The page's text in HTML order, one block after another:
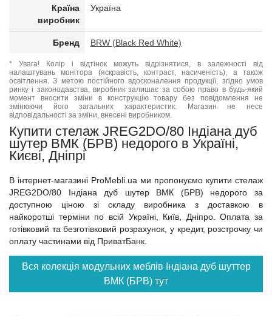
Країна
виробник
Україна
Бренд BRW (Black Red White)
* Увага! Колір і відтінок можуть відрізнятися, в залежності від
налаштувань монітора (яскравість, контраст, насиченість), а також
освітлення. З метою постійного вдосконалення продукції, згідно умов
ринку і законодавства, виробник залишає за собою право в будь-який
момент вносити зміни в конструкцію товару без повідомлення не
змінюючи його загальних характеристик. Магазин не несе
відповідальності за зміни, внесені виробником.
Купити стелаж JREG2DO/80 Індіана дуб
шутер ВМК (БРВ) недорого в Україні,
Києві, Дніпрі
В інтернет-магазині ProMebli.ua ми пропонуємо купити стелаж
JREG2DO/80 Індіана дуб шутер ВМК (БРВ) недорого за
доступною ціною зі складу виробника з доставкою в
найкоротші терміни по всій Україні, Київ, Дніпро. Оплата за
готівковий та безготівковий розрахунок, у кредит, розстрочку чи
оплату частинами від ПриватБанк.
Вся колекція модульних меблів Індіана дуб шуттер
ВМК (БРВ) тут